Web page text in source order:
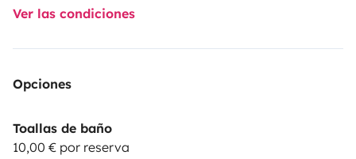
Ver las condiciones
Opciones
Toallas de baño
10,00 € por reserva